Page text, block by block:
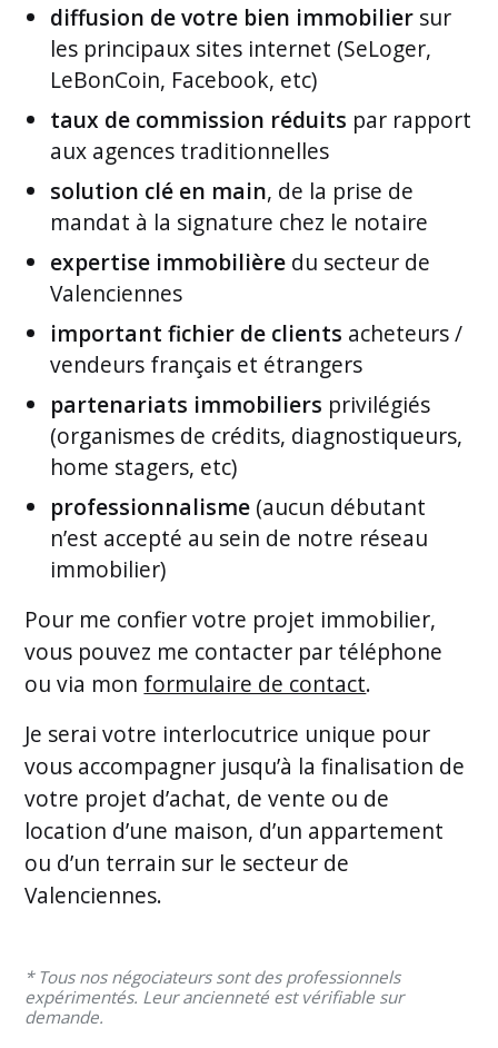
diffusion de votre bien immobiliersur
les principaux sites internet (SeLoger,
LeBonCoin, Facebook, etc)
taux de commission réduits par rapport
aux agences traditionnelles
solution clé en main, de la prise de
mandat à la signature chez le notaire
expertise immobilièredu secteur de
Valenciennes
important fichier de clients acheteurs /
vendeurs français et étrangers
partenariats immobiliers privilégiés
(organismes de crédits, diagnostiqueurs,
home stagers, etc)
professionnalisme(aucun débutant
n’est accepté au sein de notre réseau
immobilier)
Pour me confier votre projet immobilier,
vous pouvez me contacter par téléphone
ou via mon formulaire de contact.
Je serai votre interlocutrice unique pour
vous accompagner jusqu’à la finalisation de
votre projet d’achat, de vente ou de
location d’une maison, d’un appartement
ou d’un terrain sur le secteur de
Valenciennes.
* Tous nos négociateurs sont des professionnels
expérimentés. Leur ancienneté est vérifiable sur
demande.